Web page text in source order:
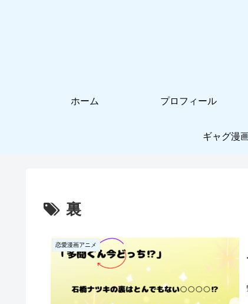
ホーム プロフィール
ギャグ漫
裏
恋愛漫画アニメ